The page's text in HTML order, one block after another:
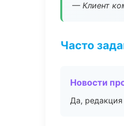
— Клиент
Часто
Новости
Да,